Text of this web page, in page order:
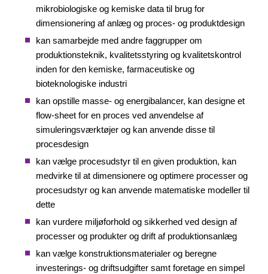
mikrobiologiske og kemiske data til brug for
dimensionering af anlæg og proces- og produktdesign
kan samarbejde med andre faggrupper om
produktionsteknik, kvalitetsstyring og kvalitetskontrol
inden for den kemiske, farmaceutiske og
bioteknologiske industri
kan opstille masse- og energibalancer, kan designe et
flow-sheet for en proces ved anvendelse af
simuleringsværktøjer og kan anvende disse til
procesdesign
kan vælge procesudstyr til en given produktion, kan
medvirke til at dimensionere og optimere processer og
procesudstyr og kan anvende matematiske modeller til
dette
kan vurdere miljøforhold og sikkerhed ved design af
processer og produkter og drift af produktionsanlæg
kan vælge konstruktionsmaterialer og beregne
investerings- og driftsudgifter samt foretage en simpel